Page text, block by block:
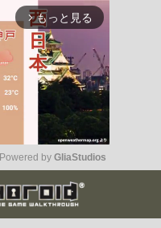
arrow_forward_ios もっと見る
Mute
Powered by GliaStudios